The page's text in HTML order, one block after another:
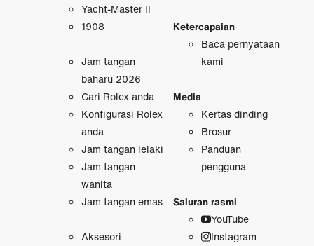
Yacht-Master II
1908
Jam tangan
baharu 2026
Cari Rolex anda
Konfigurasi Rolex
anda
Jam tangan lelaki
Jam tangan
wanita
Jam tangan emas
Aksesori
Ketercapaian
Baca pernyataan
kami
Media
Kertas dinding
Brosur
Panduan
pengguna
Saluran rasmi
YouTube
Instagram